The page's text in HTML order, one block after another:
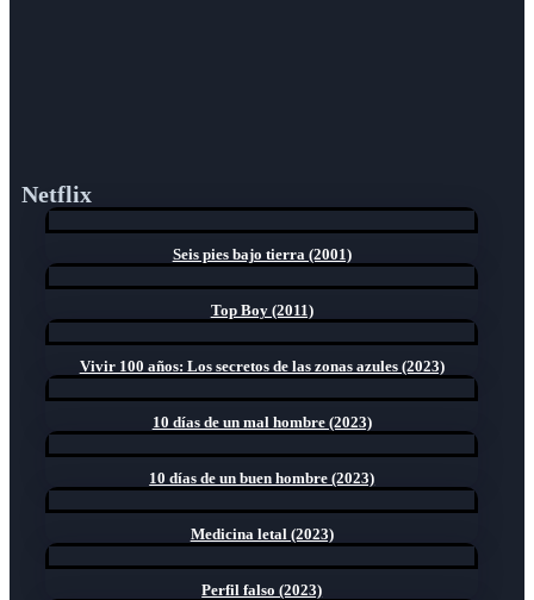
Netflix
Seis pies bajo tierra (2001)
Top Boy (2011)
Vivir 100 años: Los secretos de las zonas azules (2023)
10 días de un mal hombre (2023)
10 días de un buen hombre (2023)
Medicina letal (2023)
Perfil falso (2023)